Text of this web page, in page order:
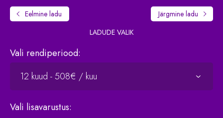
Eelmine ladu Järgmine ladu
LADUDE VALIK
Vali rendiperiood:
Vali lisavarustus: